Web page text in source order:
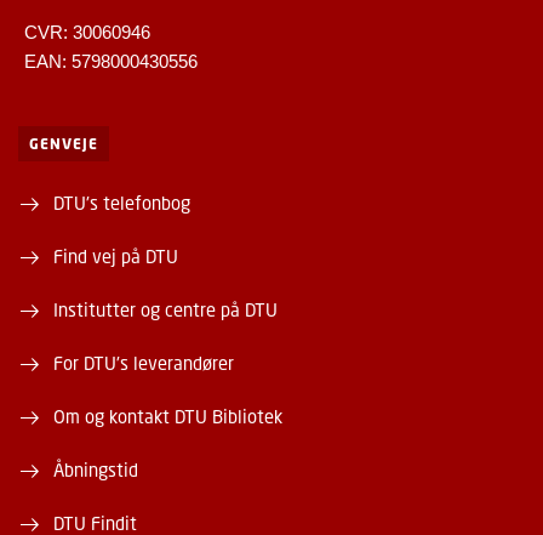
CVR: 30060946
EAN: 5798000430556
GENVEJE
DTU's telefonbog
Find vej på DTU
Institutter og centre på DTU
For DTU's leverandører
Om og kontakt DTU Bibliotek
Åbningstid
DTU Findit